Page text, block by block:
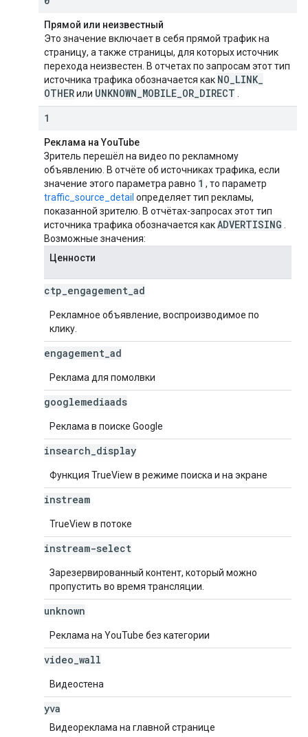
Прямой или неизвестный
Это значение включает в себя прямой трафик на
страницу, а также страницы, для которых источник
перехода неизвестен. В отчетах по запросам этот тип
источника трафика обозначается как NO LINK
OTHERили UNKNOWN MOBILE OR DIRECT
1
Реклама на YouTube
Зритель перешёл на видео по рекламному
объявлению. В отчёте об источниках трафика, если
значение этого параметра равно 1 , то параметр
traffic_source_detail определяет тип рекламы,
показанной зрителю. В отчётах-запросах этот тип
источника трафика обозначается какADVERTISING
Возможные значения:
Ценности
ctp engagement ad
Рекламное объявление, воспроизводимое по
клику.
engagement ad
Реклама для помолвки
googlemediaads
Реклама в поиске Google
insearch display
Функция TrueView в режиме поиска и на экране
instream
TrueView в потоке
instream-select
Зарезервированный контент, который можно
пропустить во время трансляции.
unknown
Реклама на YouTube без категории
video wall
Видеостена
yva
Видеореклама на главной странице